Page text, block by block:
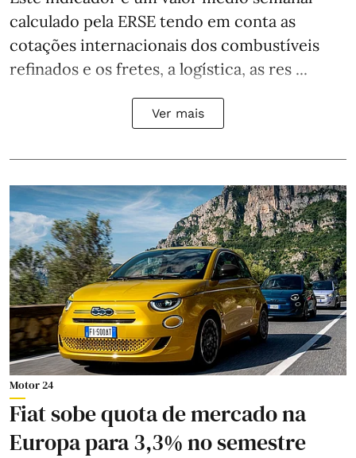
calculado pela ERSE tendo em conta as
cotações internacionais dos combustíveis
refinados e os fretes, a logística, as res ...
Ver mais
Motor 24
Fiat sobe quota de mercado na
Europa para 3,3% no semestre